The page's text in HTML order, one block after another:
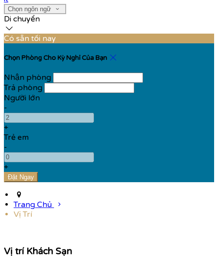
Chọn ngôn ngữ
Di chuyển
Có sẵn tối nay
Chọn Phòng Cho Kỳ Nghỉ Của Bạn
Nhận phòng
Trả phòng
Người lớn
-
+
Trẻ em
-
+
Trang Chủ
Vị Trí
Vị trí Khách Sạn